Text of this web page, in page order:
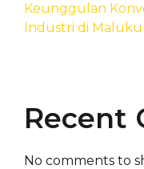
Keunggulan
Industri di Maluku
Recent
No comments to